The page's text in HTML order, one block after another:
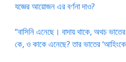
যজ্ঞের আয়োজন এর বর্ণনা দাও?
“বাসিনি এনেছে। বাদায় থাকে, অথচ
কে, ও কাকে এনেছে? তার ভাতের